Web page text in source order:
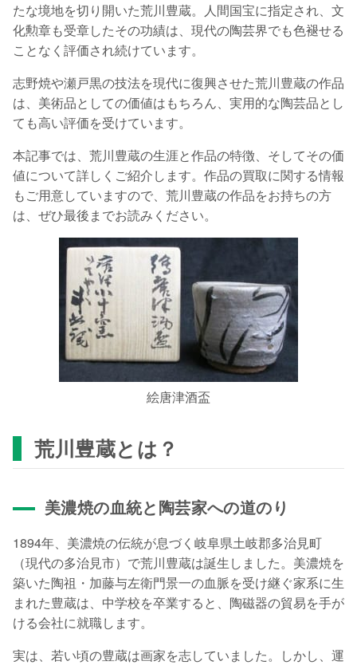
たな境地を切り開いた荒川豊蔵。人間国宝に指定され、文
化勲章も受章したその功績は、現代の陶芸界でも色褪せる
ことなく評価され続けています。
志野焼や瀬戸黒の技法を現代に復興させた荒川豊蔵の作品
は、美術品としての価値はもちろん、実用的な陶芸品とし
ても高い評価を受けています。
本記事では、荒川豊蔵の生涯と作品の特徴、そしてその価
値について詳しくご紹介します。作品の買取に関する情報
もご用意していますので、荒川豊蔵の作品をお持ちの方
は、ぜひ最後までお読みください。
絵唐津酒盃
荒川豊蔵とは？
美濃焼の血統と陶芸家への道のり
1894年、美濃焼の伝統が息づく岐阜県土岐郡多治見町
（現代の多治見市）で荒川豊蔵は誕生しました。美濃焼を
築いた陶祖・加藤与左衛門景一の血脈を受け継ぐ家系に生
まれた豊蔵は、中学校を卒業すると、陶磁器の貿易を手が
ける会社に就職します。
実は、若い頃の豊蔵は画家を志していました。しかし、運